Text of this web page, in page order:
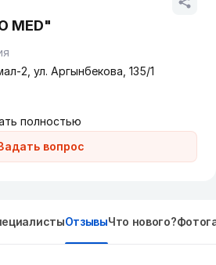
MED"
вопрос
2, ул. Аргынбекова, 135/1
полностью
ОтзывыЧто нового?